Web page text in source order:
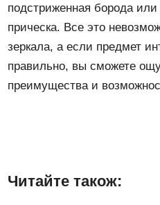
подстриженная борода
прическа. Все это
зеркала, а если предмет
правильно, вы сможете
преимущества и
Читайте також: